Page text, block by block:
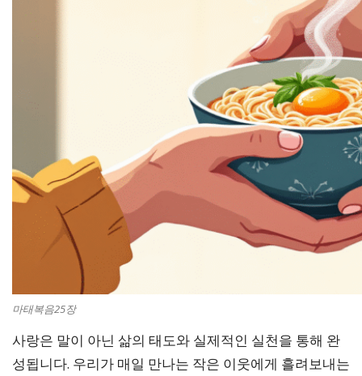
마태복음25장
사랑은 말이 아닌 삶의 태도와 실제적인 실천을 통해 완
성됩니다. 우리가 매일 만나는 작은 이웃에게 흘려보내는